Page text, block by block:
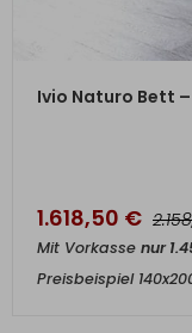
Ivio Naturo Bett
1.618,50 €
Mit Vorkasse nur
Preisbeispiel